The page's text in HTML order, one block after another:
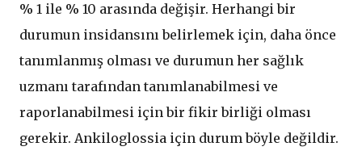
% 1 ile % 10 arasında değişir. Herhangi bir
durumun insidansını belirlemek için, daha önce
tanımlanmış olması ve durumun her sağlık
uzmanı tarafından tanımlanabilmesi ve
raporlanabilmesi için bir fikir birliği olması
gerekir. Ankiloglossia için durum böyle değildir.